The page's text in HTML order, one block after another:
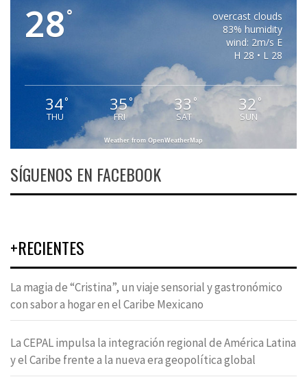
28°
overcast clouds
83% humidity
wind: 2m/s E
H 28 • L 28
34°
THU
35°
FRI
33 °
SAT
32 °
SUN
Weather from OpenWeatherMap
SÍGUENOS EN FACEBOOK
+RECIENTES
La magia de “Cristina”, un viaje sensorial y gastronómico
con sabor a hogar en el Caribe Mexicano
La CEPAL impulsa la integración regional de América Latina
y el Caribe frente a la nueva era geopolítica global